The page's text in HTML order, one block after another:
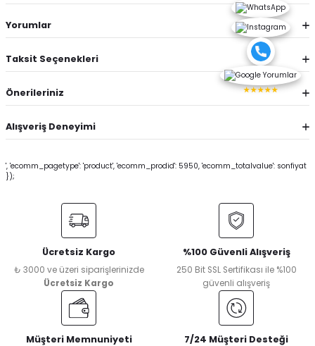
Yorumlar
Taksit Seçenekleri
Önerileriniz
Alışveriş Deneyimi
', 'ecomm_pagetype': 'product', 'ecomm_prodid': 5950, 'ecomm_totalvalue': sonfiyat
});
Ücretsiz Kargo
₺ 3000 ve üzeri siparişlerinizde
Ücretsiz Kargo
%100 Güvenli Alışveriş
250 Bit SSL Sertifikası ile %100
güvenli alışveriş
Müşteri Memnuniyeti 7/24 Müşteri Desteği
★★★★★